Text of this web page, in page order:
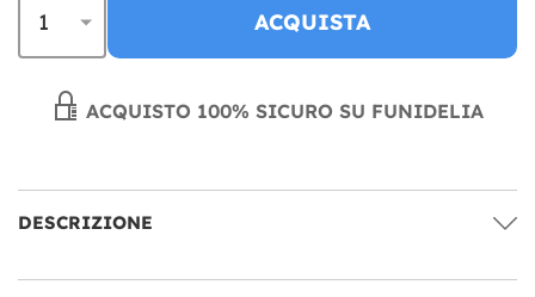
ACQUISTA
ACQUISTO 100% SICURO SU FUNIDELIA
DESCRIZIONE